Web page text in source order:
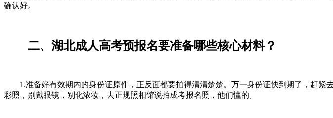
确认好。
二、湖北成人高考预报名要准备哪些核心材料？
1.准备好有效期内的身份证原件，正反面都要拍得清清楚楚。万一身份证快到期了，赶紧
彩照，别戴眼镜，别化浓妆，去正规照相馆说拍成考报名照，他们懂的。